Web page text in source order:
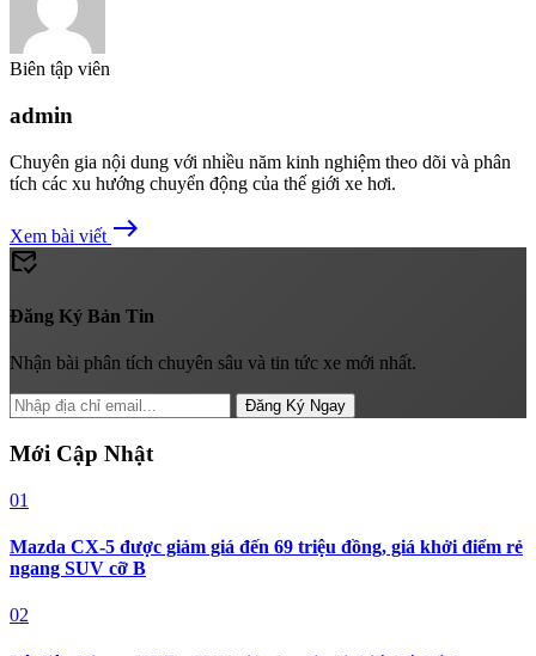
Biên tập viên
admin
Chuyên gia nội dung với nhiều năm kinh nghiệm theo dõi và phân
tích các xu hướng chuyển động của thế giới xe hơi.
Xem bài viết east
mark_email_read
Đăng Ký Bản Tin
Nhận bài phân tích chuyên sâu và tin tức xe mới nhất.
Đăng Ký Ngay
Mới Cập Nhật
01
Mazda CX-5 được giảm giá đến 69 triệu đồng, giá khởi điểm rẻ
ngang SUV cỡ B
02